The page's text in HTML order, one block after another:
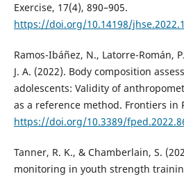
Exercise, 17(4), 890–905.
https://doi.org/10.14198/
Ramos-Ibáñez, N., Latorre-Román,
J. A. (2022). Body composition
adolescents: Validity of
as a reference method. Frontiers in
https://doi.org/10.3389/
Tanner, R. K., & Chamberlain, S.
monitoring in youth strength